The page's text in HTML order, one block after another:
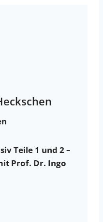
Teile 1 und 2 –
Prof. Dr. Ingo